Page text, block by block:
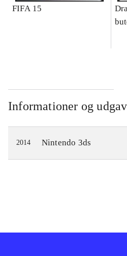
FIFA 15
Informationer og
2014 Nintendo 3ds